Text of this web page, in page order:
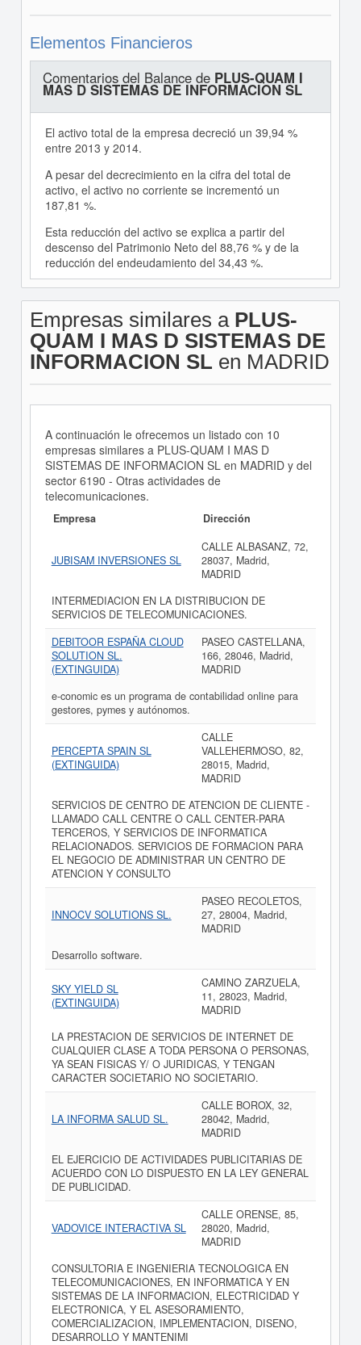
Elementos Financieros
Comentarios del Balance de PLUS-QUAM I
MAS D SISTEMAS DE INFORMACION SL
El activo total de la empresa decreció un 39,94 %
entre 2013 y 2014.
A pesar del decrecimiento en la cifra del total de
activo, el activo no corriente se incrementó un
187,81 %.
Esta reducción del activo se explica a partir del
descenso del Patrimonio Neto del 88,76 % y de la
reducción del endeudamiento del 34,43 %.
Empresas similares a PLUS-
QUAM I MAS D SISTEMAS DE
INFORMACION SL en MADRID
A continuación le ofrecemos un listado con 10
empresas similares a PLUS-QUAM I MAS D
SISTEMAS DE INFORMACION SL en MADRID y del
sector 6190 - Otras actividades de
telecomunicaciones.
Empresa Dirección
JUBISAM INVERSIONES SL
CALLE ALBASANZ, 72,
28037, Madrid,
MADRID
INTERMEDIACION EN LA DISTRIBUCION DE
SERVICIOS DE TELECOMUNICACIONES.
DEBITOOR ESPAÑA CLOUD
SOLUTION SL.
(EXTINGUIDA)
PASEO CASTELLANA,
166, 28046, Madrid,
MADRID
e-conomic es un programa de contabilidad online para
gestores, pymes y autónomos.
PERCEPTA SPAIN SL
(EXTINGUIDA)
CALLE
VALLEHERMOSO, 82,
28015, Madrid,
MADRID
SERVICIOS DE CENTRO DE ATENCION DE CLIENTE -
LLAMADO CALL CENTRE O CALL CENTER-PARA
TERCEROS, Y SERVICIOS DE INFORMATICA
RELACIONADOS. SERVICIOS DE FORMACION PARA
EL NEGOCIO DE ADMINISTRAR UN CENTRO DE
ATENCION Y CONSULTO
INNOCV SOLUTIONS SL.
PASEO RECOLETOS,
27, 28004, Madrid,
MADRID
Desarrollo software.
SKY YIELD SL
(EXTINGUIDA)
CAMINO ZARZUELA,
11, 28023, Madrid,
MADRID
LA PRESTACION DE SERVICIOS DE INTERNET DE
CUALQUIER CLASE A TODA PERSONA O PERSONAS,
YA SEAN FISICAS Y/ O JURIDICAS, Y TENGAN
CARACTER SOCIETARIO NO SOCIETARIO.
LA INFORMA SALUD SL.
CALLE BOROX, 32,
28042, Madrid,
MADRID
EL EJERCICIO DE ACTIVIDADES PUBLICITARIAS DE
ACUERDO CON LO DISPUESTO EN LA LEY GENERAL
DE PUBLICIDAD.
VADOVICE INTERACTIVA SL
CALLE ORENSE, 85,
28020, Madrid,
MADRID
CONSULTORIA E INGENIERIA TECNOLOGICA EN
TELECOMUNICACIONES, EN INFORMATICA Y EN
SISTEMAS DE LA INFORMACION, ELECTRICIDAD Y
ELECTRONICA, Y EL ASESORAMIENTO,
COMERCIALIZACION, IMPLEMENTACION, DISENO,
DESARROLLO Y MANTENIMI